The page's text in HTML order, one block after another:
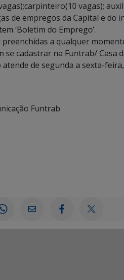
vagas);
de empregos da Capital e do
‘Boletim do Emprego’.
a qualquer
se cadastrar na Funtrab/ Casa
de segunda a sexta-
Funtrab